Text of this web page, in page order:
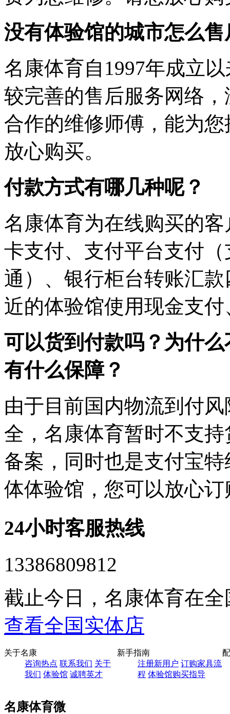
没有体验馆的城市怎么售
名康体育自1997年成立
较完善的售后服务网络
合作的维修师傅，能为
放心购买。
付款方式有哪几种呢？
名康体育为在线购买的
卡支付、支付平台支付
通）、银行柜台转账汇
近的体验馆使用现金支
可以货到付款吗？为什
有什么保障？
由于目前国内物流到付
全，名康体育暂时不支
备案，同时也是支付宝
体体验馆，您可以放心订
24小时客服热线
13386809812
截止今日，名康体育在
查看全国实体店
关于名康
咨询热点 联系我们 关于
我们 体验馆 诚聘英才
新手指南
注册新用户 订购家具流
程 体验馆购买指导
名康体育微